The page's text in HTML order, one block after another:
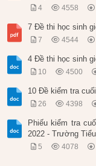
4 4558
7 Đề thi học sinh
7 4544
4 Đề thi học sinh
10 4500
10 Đề kiểm tra
26 4398
Phiếu kiểm tra
2022 - Trường
5 4078